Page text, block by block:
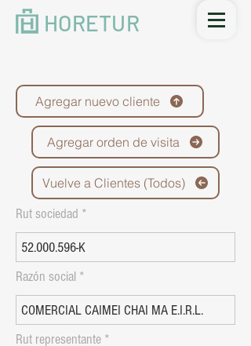
HORETUR
Agregar nuevo cliente
Agregar orden de visita
Vuelve a Clientes (Todos)
Rut sociedad
Razón social
Rut representante